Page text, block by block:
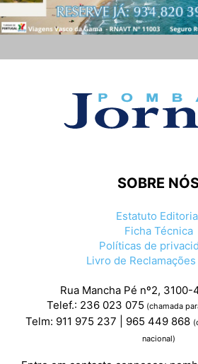
SOBRE
Estatuto
Ficha Técnica
Políticas de
Livro de
Rua Mancha Pé nº2, 3100-
Telef.: 236 023 075 (chamada
Telm: 911 975 237 | 965 449 868
nacional)